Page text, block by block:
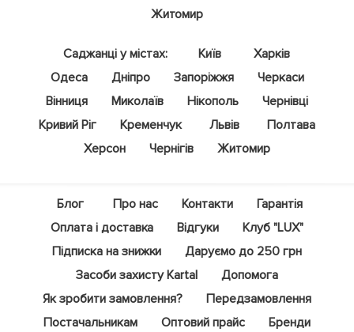
Житомир
Саджанці у містах: Київ
Харків
Одеса
Дніпро Запоріжжя
Черкаси
Вінниця
Миколаїв Нікополь
Чернівці
Кривий Ріг
Кременчук Львів
Полтава
Херсон
Чернігів Житомир
Блог Про нас Контакти
Гарантія
Оплата і доставка
Відгуки
Клуб "LUX"
Підписка на знижки
Даруємо до 250 грн
Засоби захисту Kartal
Допомога
Як зробити замовлення?
Передзамовлення
Постачальникам
Оптовий прайс Бренди